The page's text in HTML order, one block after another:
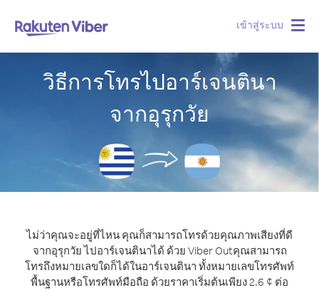
เข้าสู่ระบบ
วิธีการโทรไปอาร์เจนตินา
จากอุรุกวัย
ไม่ว่าคุณจะอยู่ที่ไหน คุณก็สามารถโทรด้วยคุณภาพเสียงที่ดี
จากอุรุกวัย ไปอาร์เจนตินาได้ ด้วย Viber Outคุณสามารถ
โทรถึงหมายเลขใดก็ได้ในอาร์เจนตินา ทั้งหมายเลขโทรศัพท์
พื้นฐานหรือโทรศัพท์มือถือ ด้วยราคาเริ่มต้นเพียง 2.6 ¢ ต่อ